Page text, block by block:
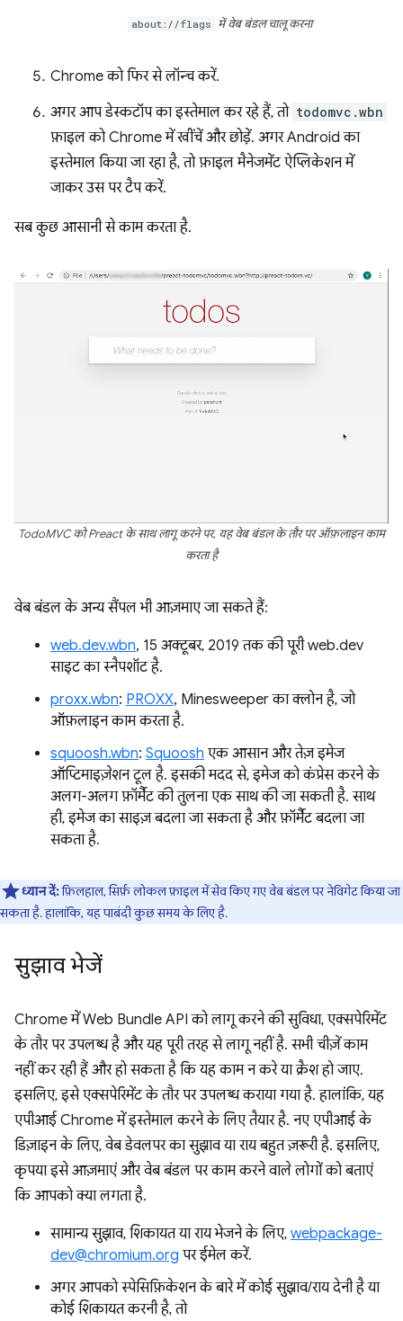
about://flags में वेब बंडल चालू करना
Chrome को फिर से लॉन्च करें.
अगर आप डेस्कटॉप का इस्तेमाल कर रहे हैं, तो todomvc.wbn
फ़ाइल को Chrome में खींचें और छोड़ें. अगर Android का
इस्तेमाल किया जा रहा है, तो फ़ाइल मैनेजमेंट ऐप्लिकेशन में
जाकर उस पर टैप करें.
सब कुछ आसानी से काम करता है.
TodoMVC को Preact के साथ लागू करने पर, यह वेब बंडल के तौर पर ऑफ़लाइन काम
करता है
वेब बंडल के अन्य सैंपल भी आज़माए जा सकते हैं:
web.dev.wbn, 15 अक्टूबर, 2019 तक की पूरी web.dev
साइट का स्नैपशॉट है.
proxx.wbn: PROXX, Minesweeper का क्लोन है, जो
ऑफ़लाइन काम करता है.
squoosh.wbn: Squoosh एक आसान और तेज़ इमेज
ऑप्टिमाइज़ेशन टूल है. इसकी मदद से, इमेज को कंप्रेस करने के
अलग-अलग फ़ॉर्मैट की तुलना एक साथ की जा सकती है. साथ
ही, इमेज का साइज़ बदला जा सकता है और फ़ॉर्मैट बदला जा
सकता है.
ध्यान दें:फ़िलहाल, सिर्फ़ लोकल फ़ाइल में सेव किए गए वेब बंडल पर नेविगेट किया जा
सकता है. हालांकि, यह पाबंदी कुछ समय के लिए है.
सुझाव भेजें
Chrome में Web Bundle API को लागू करने की सुविधा, एक्सपेरिमेंट
के तौर पर उपलब्ध है और यह पूरी तरह से लागू नहीं है. सभी चीज़ें काम
नहीं कर रही हैं और हो सकता है कि यह काम न करे या क्रैश हो जाए.
इसलिए, इसे एक्सपेरिमेंट के तौर पर उपलब्ध कराया गया है. हालांकि, यह
एपीआई Chrome में इस्तेमाल करने के लिए तैयार है. नए एपीआई के
डिज़ाइन के लिए, वेब डेवलपर का सुझाव या राय बहुत ज़रूरी है. इसलिए,
कृपया इसे आज़माएं और वेब बंडल पर काम करने वाले लोगों को बताएं
कि आपको क्या लगता है.
सामान्य सुझाव, शिकायत या राय भेजने के लिए, webpackage-
dev@chromium.org पर ईमेल करें.
अगर आपको स्पेसिफ़िकेशन के बारे में कोई सुझाव/राय देनी है या
कोई शिकायत करनी है, तो